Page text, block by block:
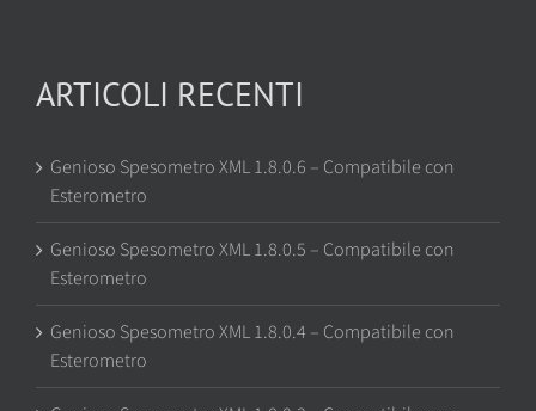
ARTICOLI RECENTI
Genioso Spesometro XML 1.8.0.6 – Compatibile con
Esterometro
Genioso Spesometro XML 1.8.0.5 – Compatibile con
Esterometro
Genioso Spesometro XML 1.8.0.4 – Compatibile con
Esterometro